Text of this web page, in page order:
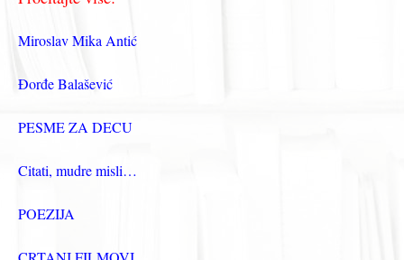
Miroslav Mika Antić
Đorđe Balašević
PESME ZA DECU
Citati, mudre misli…
POEZIJA